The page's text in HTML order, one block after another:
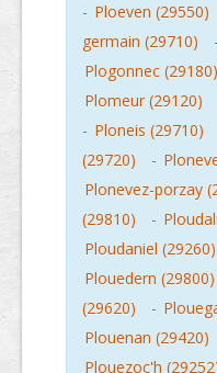
- Ploeven (29550)
germain (29710)
-
Plogonnec (29180)
Plomeur (29120)
- Ploneis (29710)
(29720)
-
Plonevez-porzay
(29810)
-
Ploudaniel (29260)
Plouedern (29800)
(29620)
-
Plouenan (29420)
Plouezoc'h